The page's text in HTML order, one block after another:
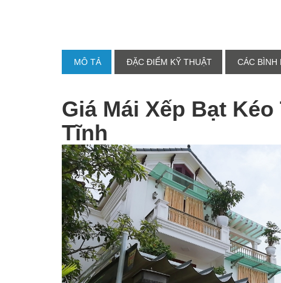
MÔ TẢ ĐẶC ĐIỂM KỸ THUẬT CÁC BÌNH
Giá Mái Xếp Bạt
Tĩnh